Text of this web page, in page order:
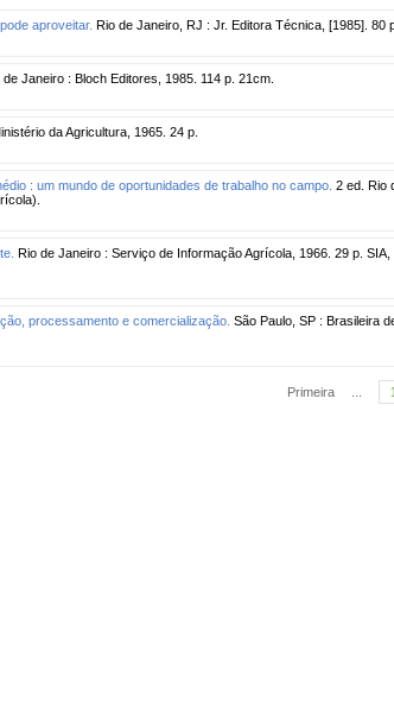
aproveitar. Rio de Janeiro, RJ : Jr. Editora Técnica, [1985]. 80
de Janeiro : Bloch Editores, 1985. 114 p. 21cm.
da Agricultura, 1965. 24 p.
: um mundo de oportunidades de trabalho no campo. 2 ed. Rio
Rio de Janeiro : Serviço de Informação Agrícola, 1966. 29 p. SIA,
processamento e comercialização. São Paulo, SP : Brasileira
Primeira